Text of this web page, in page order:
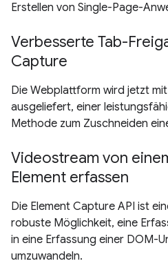
Erstellen von Single-Page-
Verbesserte Tab-
Capture
Die Webplattform wird jetzt
ausgeliefert, einer
Methode zum Zuschneiden
Videostream von
Element erfassen
Die Element Capture API ist
robuste Möglichkeit, eine
in eine Erfassung einer DOM-
umzuwandeln.